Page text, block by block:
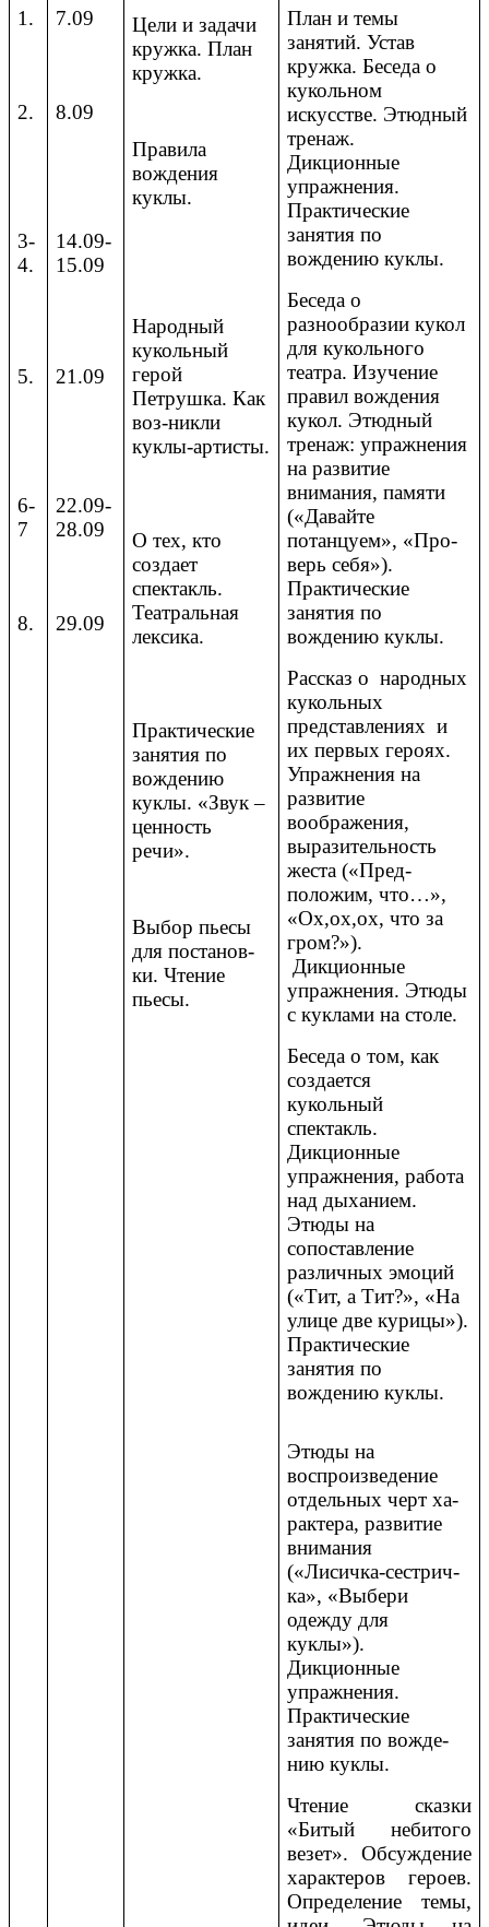
1.
2.
3-
4.
5.
6-
7
8.
7.09
8.09
14.09-
15.09
21.09
22.09-
28.09
29.09
Цели и задачи
кружка. План
кружка.
Правила
вождения
куклы.
Народный
кукольный
герой
Петрушка. Как
воз-никли
куклы-артисты.
О тех, кто
создает
спектакль.
Театральная
лексика.
Практические
занятия по
вождению
куклы. «Звук –
ценность
речи».
Выбор пьесы
для постанов-
ки. Чтение
пьесы.
План и темы
занятий. Устав
кружка. Беседа о
кукольном
искусстве. Этюдный
тренаж.
Дикционные
упражнения.
Практические
занятия по
вождению куклы.
Беседа о
разнообразии кукол
для кукольного
театра. Изучение
правил вождения
кукол. Этюдный
тренаж: упражнения
на развитие
внимания, памяти
(«Давайте
потанцуем», «Про-
верь себя»).
Практические
занятия по
вождению куклы.
Рассказ о народных
кукольных
представлениях и
их первых героях.
Упражнения на
развитие
воображения,
выразительность
жеста («Пред-
положим, что…»,
«Ох,ох,ох, что за
гром?»).
Дикционные
упражнения. Этюды
с куклами на столе.
Беседа о том, как
создается
кукольный
спектакль.
Дикционные
упражнения, работа
над дыханием.
Этюды на
сопоставление
различных эмоций
(«Тит, а Тит?», «На
улице две курицы»).
Практические
занятия по
вождению куклы.
Этюды на
воспроизведение
отдельных черт ха-
рактера, развитие
внимания
(«Лисичка-сестрич-
ка», «Выбери
одежду для
куклы»).
Дикционные
упражнения.
Практические
занятия по вожде-
нию куклы.
Чтение сказки
«Битый небитого
везет». Обсуждение
характеров героев.
Определение темы,